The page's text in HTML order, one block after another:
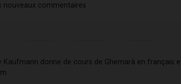
nouveaux commentaires
Kaufmann donne de cours de Ghemarà en français